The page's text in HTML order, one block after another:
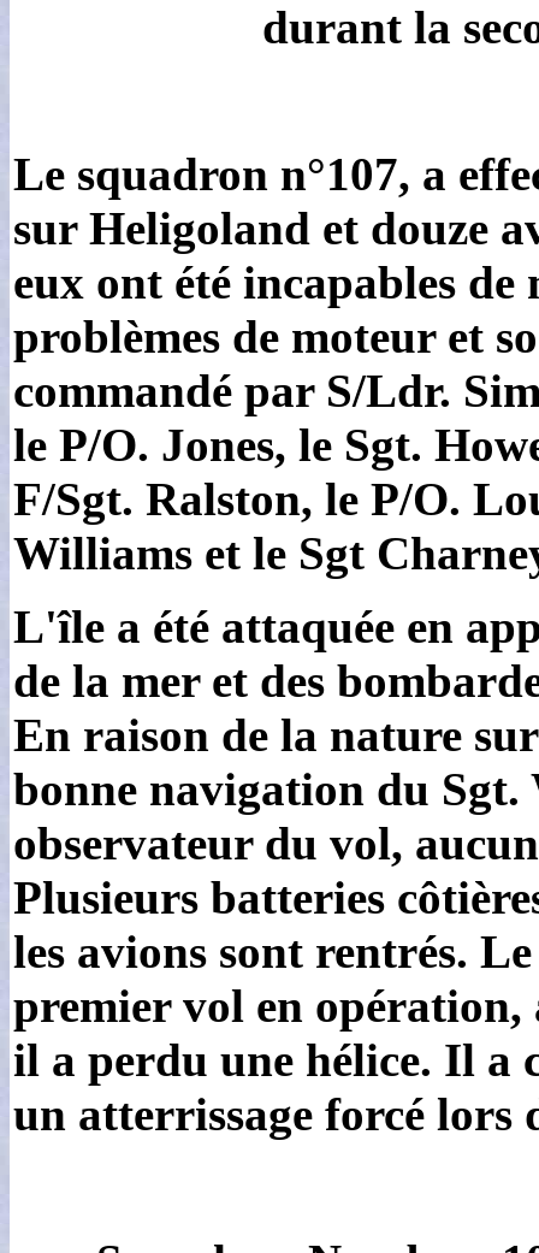
durant la
Le squadron n°107, a
sur Heligoland et douze
eux ont été incapables
problèmes de moteur et
commandé par S/Ldr.
le P/O. Jones, le Sgt.
F/Sgt. Ralston, le P/O.
Williams et le Sgt
L'île a été attaquée en
de la mer et des
En raison de la nature
bonne navigation du
observateur du vol,
Plusieurs batteries
les avions sont rentrés.
premier vol en opération,
il a perdu une hélice. Il a
un atterrissage forcé lors